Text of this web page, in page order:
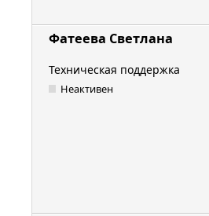
Фатеева Светлана
Техническая поддержка
Неактивен